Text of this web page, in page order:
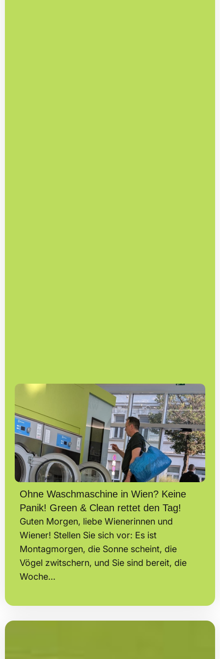
Ohne Waschmaschine in Wien? Keine
Panik! Green & Clean rettet den Tag!
Guten Morgen, liebe Wienerinnen und
Wiener! Stellen Sie sich vor: Es ist
Montagmorgen, die Sonne scheint, die
Vögel zwitschern, und Sie sind bereit, die
Woche...